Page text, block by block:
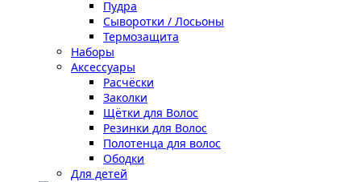
Пудра
Сыворотки / Лосьоны
Термозащита
Наборы
Аксессуары
Расчёски
Заколки
Щётки для Волос
Резинки для Волос
Полотенца для волос
Ободки
Для детей